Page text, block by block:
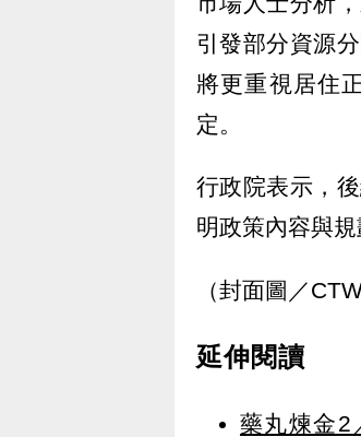
引發部分資源
將更重視居住
定。
行政院表示，
明政策內容與規
（封面圖／
延伸閱讀
藥丸煉金